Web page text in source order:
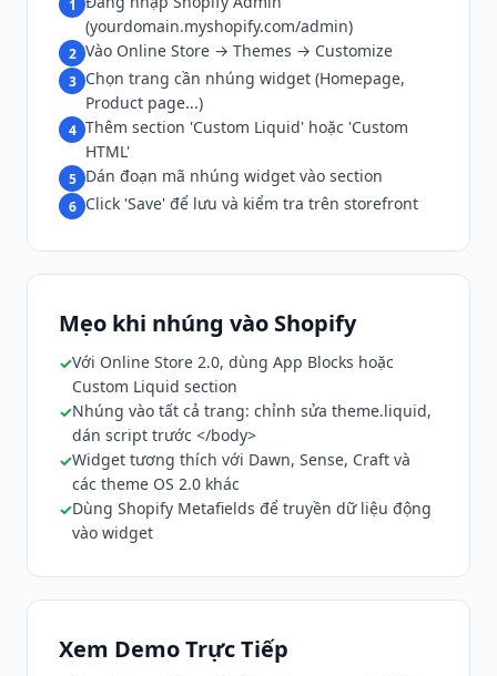
1
(yourdomain.myshopify.com/admin)
2 Vào Online Store → Themes → Customize
3 Chọn trang cần nhúng widget (Homepage,
Product page...)
4 Thêm section 'Custom Liquid' hoặc 'Custom
HTML'
5 Dán đoạn mã nhúng widget vào section
6 Click 'Save' để lưu và kiểm tra trên storefront
Mẹo khi nhúng vào Shopify
Với Online Store 2.0, dùng App Blocks hoặc
Custom Liquid section
Nhúng vào tất cả trang: chỉnh sửa theme.liquid,
dán script trước </body>
Widget tương thích với Dawn, Sense, Craft và
các theme OS 2.0 khác
Dùng Shopify Metafields để truyền dữ liệu động
vào widget
Xem Demo Trực Tiếp